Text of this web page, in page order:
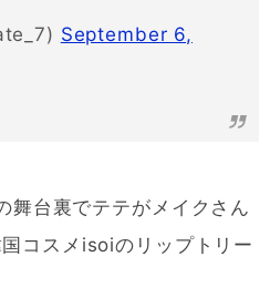
September 6,
舞台裏でテテがメイクさん
コスメisoiのリップトリー